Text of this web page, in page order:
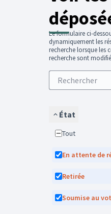
Le formulaire ci-
dynamiquement les
recherche lorsque les
recherche sont
État
Tout
En attente de
Retirée
Soumise au